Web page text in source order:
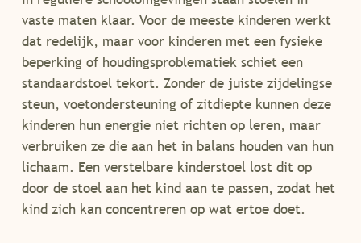
vaste maten klaar. Voor de meeste kinderen werkt
dat redelijk, maar voor kinderen met een fysieke
beperking of houdingsproblematiek schiet een
standaardstoel tekort. Zonder de juiste zijdelingse
steun, voetondersteuning of zitdiepte kunnen deze
kinderen hun energie niet richten op leren, maar
verbruiken ze die aan het in balans houden van hun
lichaam. Een verstelbare kinderstoel lost dit op
door de stoel aan het kind aan te passen, zodat het
kind zich kan concentreren op wat ertoe doet.